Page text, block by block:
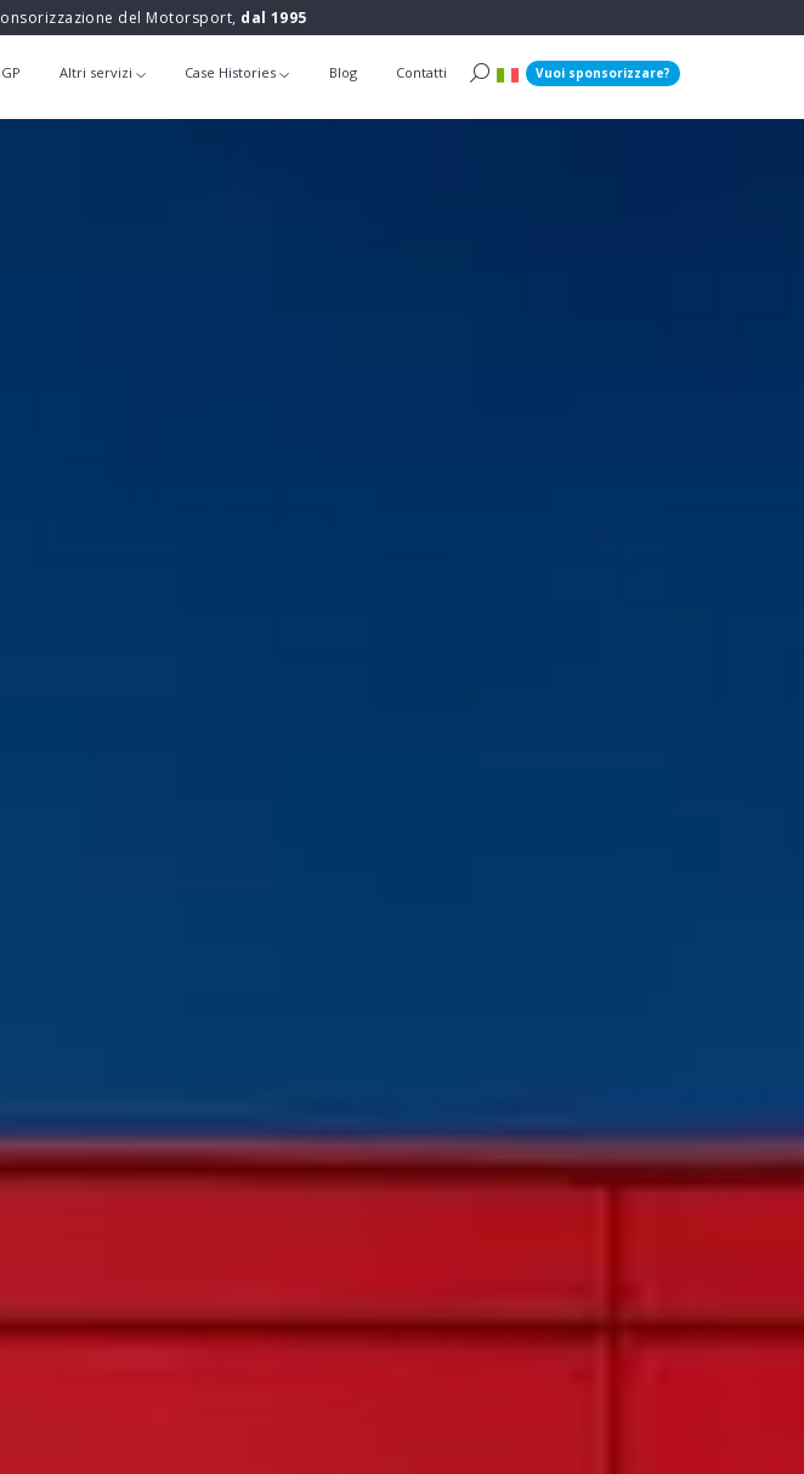
del Motorsport, dal 1995
Altri servizi Case Histories Blog Contatti Vuoi sponsorizzare?